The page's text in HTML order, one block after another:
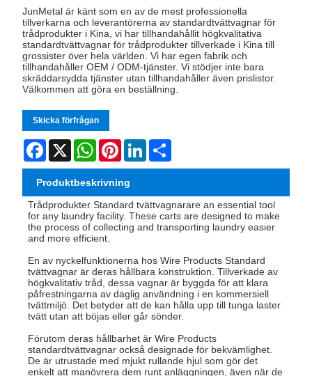
JunMetal är känt som en av de mest professionella
tillverkarna och leverantörerna av standardtvättvagnar för
trådprodukter i Kina, vi har tillhandahållit högkvalitativa
standardtvättvagnar för trådprodukter tillverkade i Kina till
grossister över hela världen. Vi har egen fabrik och
tillhandahåller OEM / ODM-tjänster. Vi stödjer inte bara
skräddarsydda tjänster utan tillhandahåller även prislistor.
Välkommen att göra en beställning.
Skicka förfrågan
Facebook
X WhatsAppPinterestLinkedIn
Produktbeskrivning
Trådprodukter Standard tvättvagnarare an essential tool
for any laundry facility. These carts are designed to make
the process of collecting and transporting laundry easier
and more efficient.
En av nyckelfunktionerna hos Wire Products Standard
tvättvagnar är deras hållbara konstruktion. Tillverkade av
högkvalitativ tråd, dessa vagnar är byggda för att klara
påfrestningarna av daglig användning i en kommersiell
tvättmiljö. Det betyder att de kan hålla upp till tunga laster
tvätt utan att böjas eller går sönder.
Förutom deras hållbarhet är Wire Products
standardtvättvagnar också designade för bekvämlighet.
De är utrustade med mjukt rullande hjul som gör det
enkelt att manövrera dem runt anläggningen, även när de